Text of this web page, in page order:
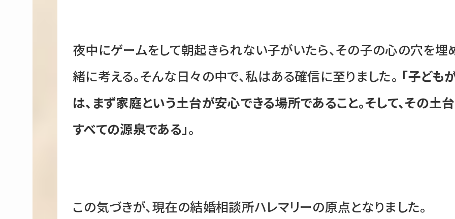
夜中にゲームをして朝起きられない子がいたら、その子の心の穴を
緒に考える。そんな日々の中で、私はある確信に至りました。 「子ど
は、まず家庭という土台が安心できる場所であること。そして、その土
すべての源泉である」。
この気づきが、現在の結婚相談所ハレマリーの原点となりました。